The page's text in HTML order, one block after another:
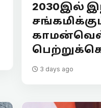
2030இல்
3 days ago